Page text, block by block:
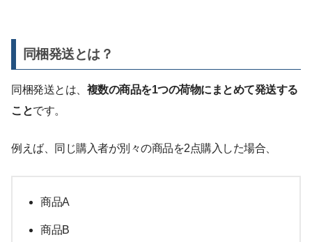
同梱発送とは？
同梱発送とは、 複数の商品を1つの荷物にまとめて発送する
ことです。
例えば、同じ購入者が別々の商品を2点購入した場合、
商品A
商品B